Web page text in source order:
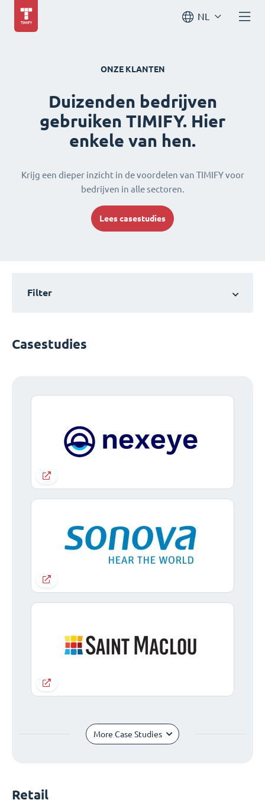
NL
ONZE KLANTEN
Duizenden bedrijven
gebruiken TIMIFY. Hier
enkele van hen.
Krijg een dieper inzicht in de voordelen van TIMIFY voor
bedrijven in alle sectoren.
Lees casestudies
Filter
Casestudies
More Case Studies
Retail